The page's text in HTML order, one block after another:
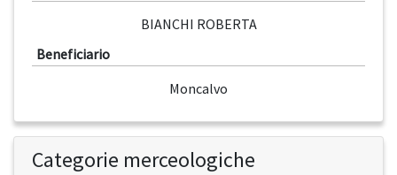
BIANCHI ROBERTA
Beneficiario
Moncalvo
Categorie merceologiche